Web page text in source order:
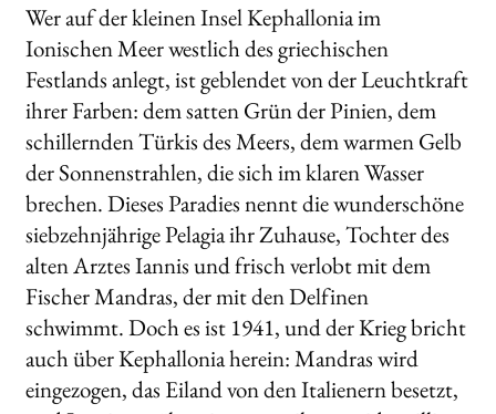
Wer auf der kleinen InselKephalloniaim
Ionischen Meer westlich des griechischen
Festlands anlegt, ist geblendet von der Leuchtkraft
ihrer Farben: dem satten Grün der Pinien, dem
schillernden Türkis des Meers, dem warmen Gelb
der Sonnenstrahlen, die sich im klaren Wasser
brechen. Dieses Paradies nennt die wunderschöne
siebzehnjährige Pelagia ihr Zuhause, Tochter des
alten Arztes Iannis und frisch verlobt mit dem
Fischer Mandras, der mit den Delfinen
schwimmt. Doch es ist 1941, und der Krieg bricht
auch über Kephallonia herein: Mandras wird
eingezogen, das Eiland von den Italienern besetzt,